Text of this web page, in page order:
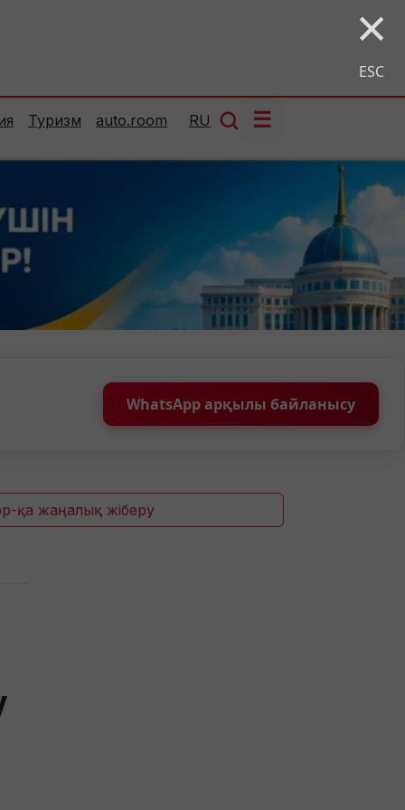
×
ESC
Туризм auto.room RU ☰
WhatsApp арқылы байланысу
қа жаңалық жіберу